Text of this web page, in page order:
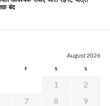
बंद
August 2026
F S S
1
2
7 8
9